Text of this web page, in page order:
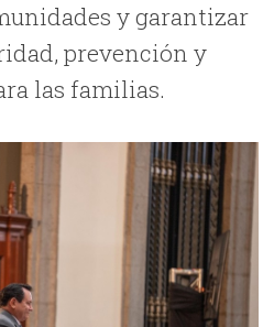
y garantizar
prevención y
las familias.